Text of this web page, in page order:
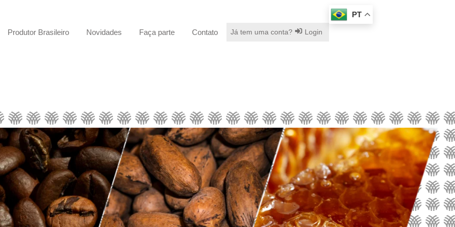
Produtor Brasileiro Novidades Faça parte Contato Já tem uma conta? Login
PT